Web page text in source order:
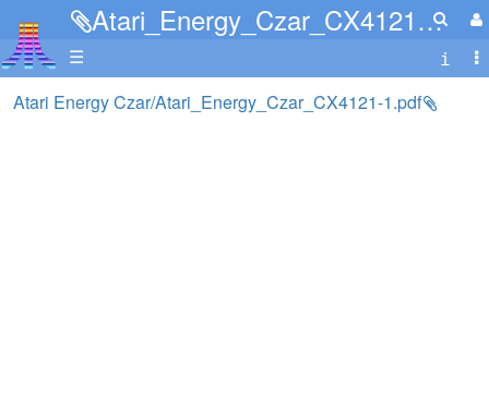
Atari_Energy_Czar_CX4121-1.pdf
☰
Atari Energy Czar/Atari_Energy_Czar_CX4121-1.pdf